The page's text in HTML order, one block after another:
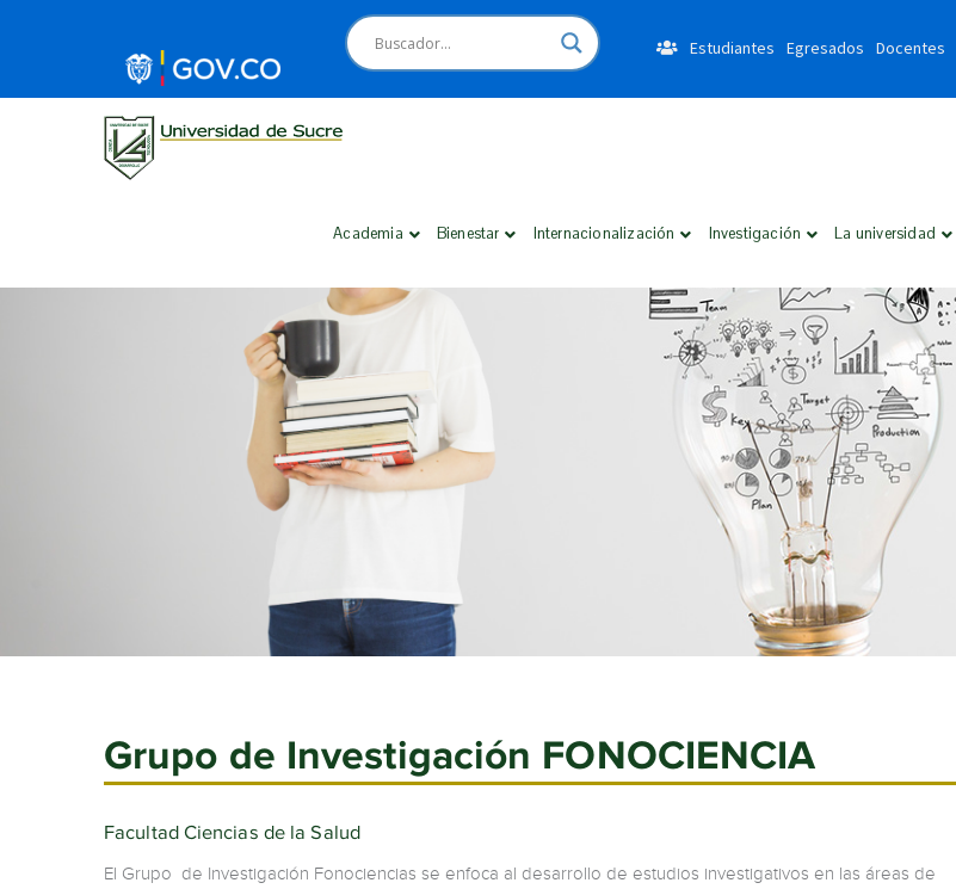
Estudiantes Egresados Docentes
Academia Bienestar Internacionalización Investigación La universidad
Grupo de Investigación FONOCIENCIA
Facultad Ciencias de la Salud
El Grupo de Investigación Fonociencias se enfoca al desarrollo de estudios investigativos en las áreas de